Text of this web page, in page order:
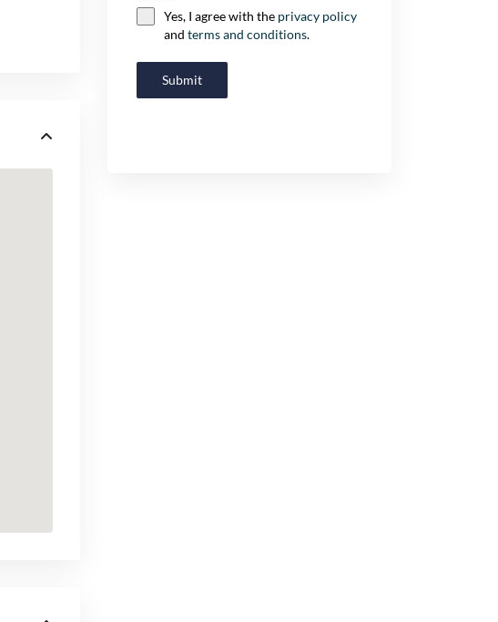
Yes, I agree with the privacy policy
and terms and conditions.
Submit